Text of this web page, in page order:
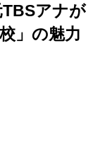
アナが
」の魅力